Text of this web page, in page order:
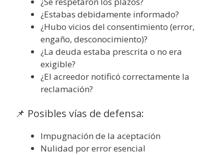
¿Estabas debidamente informado?
¿Hubo vicios del consentimiento (error,
engaño, desconocimiento)?
¿La deuda estaba prescrita o no era
exigible?
¿El acreedor notificó correctamente la
reclamación?
📌 Posibles vías de defensa:
Impugnación de la aceptación
Nulidad por error esencial